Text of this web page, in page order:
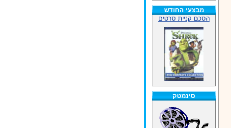
מבצעי החודש
הסכם קניית סרטים
סינמטק